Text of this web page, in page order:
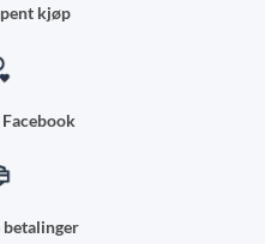
kjøp
Facebook
betalinger